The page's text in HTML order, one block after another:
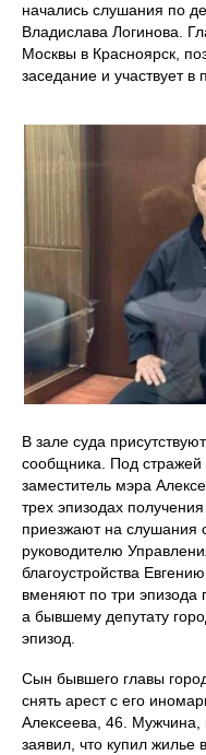
начались слушания по
Владислава Логинова.
Москвы в Красноярск,
заседание и участвует в
В зале суда
сообщника. Под стражей
заместитель мэра
трех эпизодах
приезжают на слушания
руководителю
благоустройства
вменяют по три эпизода
а бывшему депутату
эпизод.
Сын бывшего главы
снять арест с его
Алексеева, 46. Мужчина,
заявил, что купил жилье